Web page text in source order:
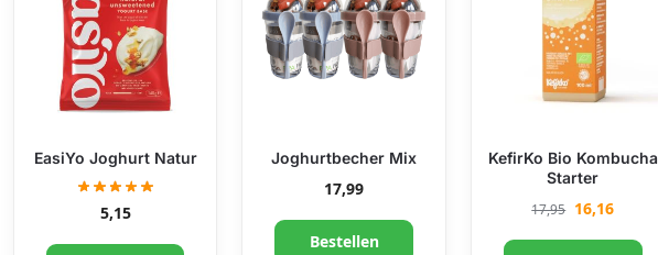
EasiYo Joghurt Natur
5,15
Joghurtbecher Mix
17,99
Bestellen
KefirKo Bio Kombucha
Starter
17,95 16,16